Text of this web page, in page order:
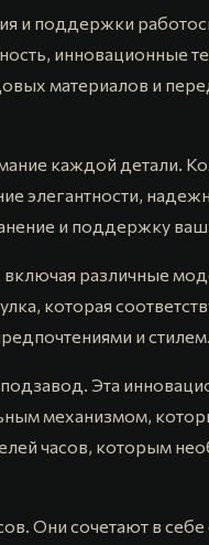
и поддержки
инновационные
материалов и
каждой детали.
элегантности,
и поддержку
различные
которая
и стилем.
Эта
механизмом,
часов, которым
Они сочетают в